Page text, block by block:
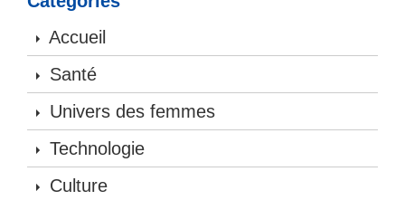
Accueil
Santé
Univers des femmes
Technologie
Culture